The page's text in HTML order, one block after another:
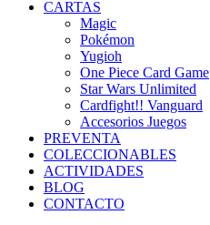
CARTAS
Magic
Pokémon
Yugioh
One Piece Card Game
Star Wars Unlimited
Cardfight!! Vanguard
Accesorios Juegos
PREVENTA
COLECCIONABLES
ACTIVIDADES
BLOG
CONTACTO